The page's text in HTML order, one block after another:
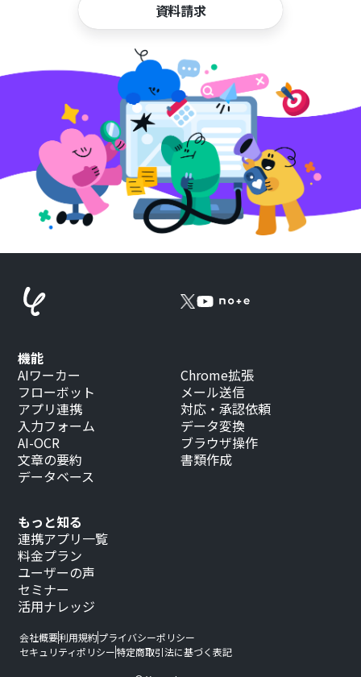
資料請求
もっと知る
連携アプリ一覧
料金プラン
ユーザーの声
セミナー
活用ナレッジ
機能
AIワーカー
フローボット
アプリ連携
入力フォーム
AI-OCR
文章の要約
データベース
Chrome拡張
メール送信
対応・承認依頼
データ変換
ブラウザ操作
書類作成
会社概要利用規約プライバシーポリシー
セキュリティポリシー特定商取引法に基づく表記